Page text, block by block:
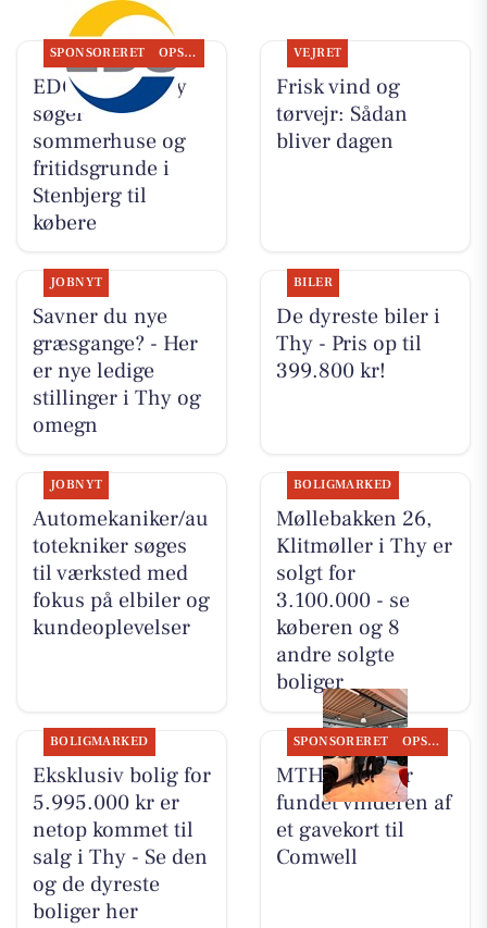
SPONSORERET OPSLAGSTAVLEN
EDC Hurup Thy
søger
sommerhuse og
fritidsgrunde i
Stenbjerg til
købere
VEJRET
Frisk vind og
tørvejr: Sådan
bliver dagen
JOBNYT
Savner du nye
græsgange? - Her
er nye ledige
stillinger i Thy og
omegn
BILER
De dyreste biler i
Thy - Pris op til
399.800 kr!
JOBNYT
Automekaniker/au
totekniker søges
til værksted med
fokus på elbiler og
kundeoplevelser
BOLIGMARKED
Møllebakken 26,
Klitmøller i Thy er
solgt for
3.100.000 - se
køberen og 8
andre solgte
boliger
BOLIGMARKED
Eksklusiv bolig for
5.995.000 kr er
netop kommet til
salg i Thy - Se den
og de dyreste
boliger her
SPONSORERET OPSLAGSTAVLEN
MTH Biler har
fundet vinderen af
et gavekort til
Comwell